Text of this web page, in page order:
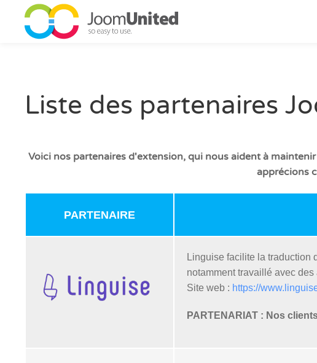
Aller au contenu principal
Liste des partenaires
Voici nos partenaires d'extension, qui nous aident à
apprécions
PARTENAIRE
Linguise facilite la traduction
notamment travaillé avec
Site web : https://
PARTENARIAT : Nos